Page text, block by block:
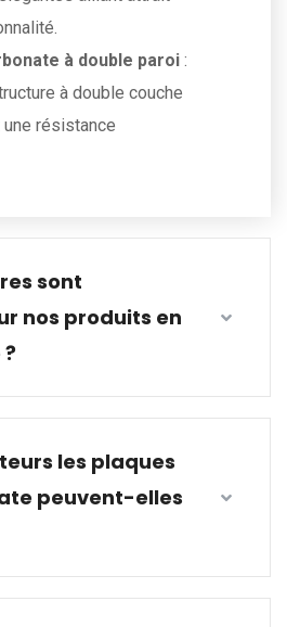
à double paroi :
à double couche
résistance
sont
nos produits en
les plaques
peuvent-elles